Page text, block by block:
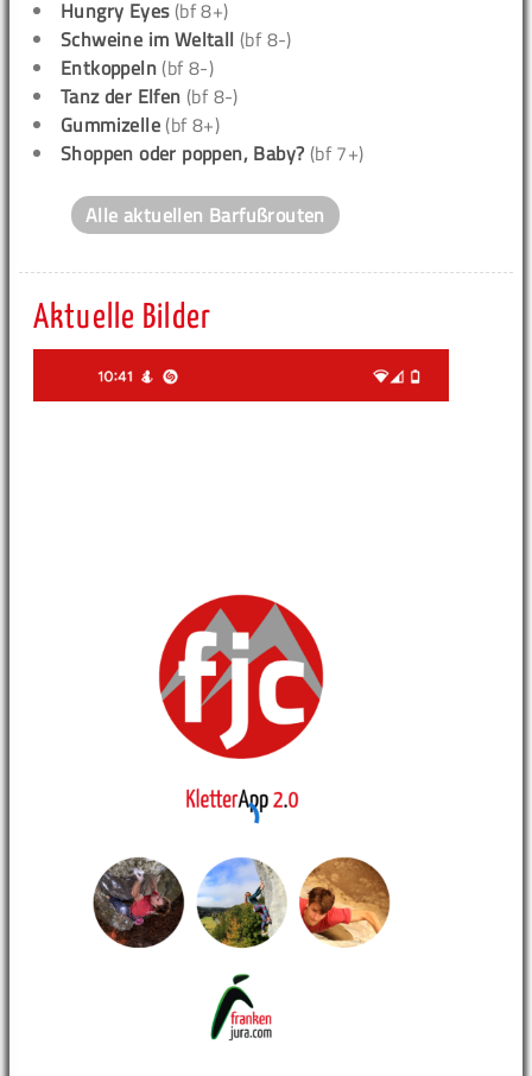
Hungry Eyes(bf 8+)
Schweine im Weltall (bf 8-)
Entkoppeln (bf 8-)
Tanz der Elfen (bf 8-)
Gummizelle (bf 8+)
Shoppen oder poppen, Baby? (bf 7+)
Alle aktuellen Barfußrouten
Aktuelle Bilder